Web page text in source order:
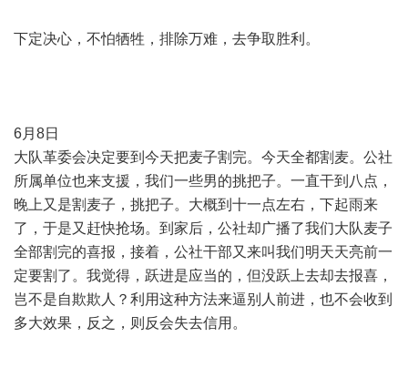
下定决心，不怕牺牲，排除万难，去争取胜利。
6月8日
大队革委会决定要到今天把麦子割完。今天全都割麦。公社
所属单位也来支援，我们一些男的挑把子。一直干到八点，
晚上又是割麦子，挑把子。大概到十一点左右，下起雨来
了，于是又赶快抢场。到家后，公社却广播了我们大队麦子
全部割完的喜报，接着，公社干部又来叫我们明天天亮前一
定要割了。我觉得，跃进是应当的，但没跃上去却去报喜，
岂不是自欺欺人？利用这种方法来逼别人前进，也不会收到
多大效果，反之，则反会失去信用。